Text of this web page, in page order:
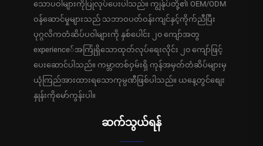
သောပဝါများကိုပြုလုပ်ပေးပါသည်။ ကျွန်ုပ်တို့၏ OEM/ODM
ဝန်ဆောင်မှုများသည် သဘာဝပတ်ဝန်းကျင်နှင့်ကိုက်ညီပြီး
ပုဂ္ဂလိကတံဆိပ်ပဝါများကို နှစ်ပေါင်း ၂၀ ကျော်အတွ
experience်အကြုံရှိသောထုတ်လုပ်ရေးလိုင်း ၂၀ ကျော်ဖြင့်
ပေးဆောင်ပါသည်။ ကမ္ဘာတစ်ဝှမ်းရှိ ကုန်အမှတ်တံဆိပ်များမှ
ယုံကြည်အားထားရသောကုမ္ပဏီဖြစ်ပါသည်။ ယနေ့တွင်စျေး
နှုန်းကိုမော်ကွန်းပါ။
ဆက်သွယ်ရန်